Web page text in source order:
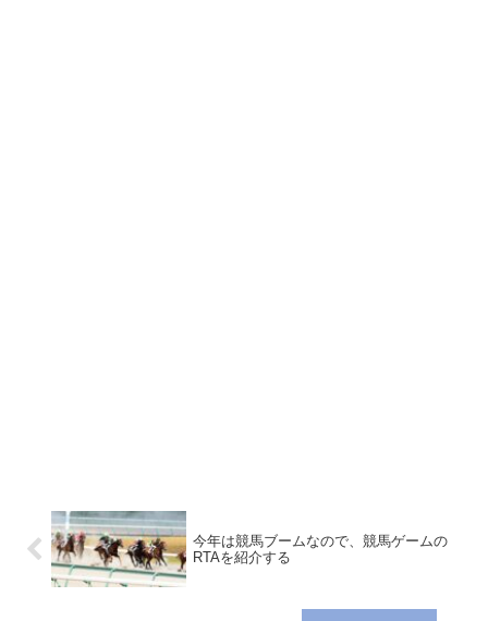
今年は競馬ブームなので、競馬ゲームの
RTAを紹介する